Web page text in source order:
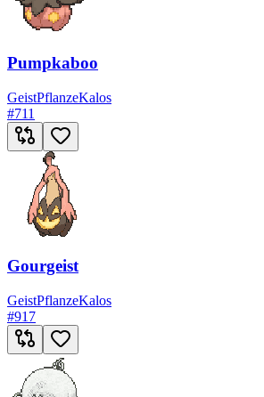
Pumpkaboo
GeistPflanzeKalos
#711
Gourgeist
GeistPflanzeKalos
#917